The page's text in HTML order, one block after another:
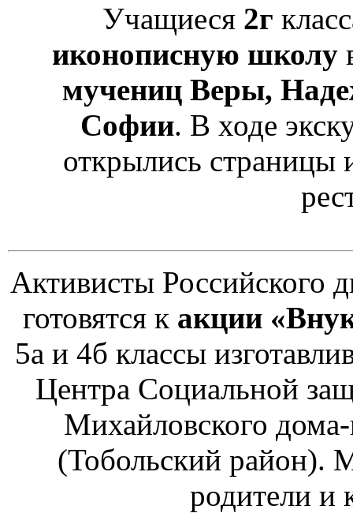
Учащиеся 2г
иконописную школу
мучениц Веры,
Софии. В ходе
открылись страницы
Активисты Российского
готовятся к акции
5а и 4б классы
Центра Социальной
Михайловского
(Тобольский район).
родители и